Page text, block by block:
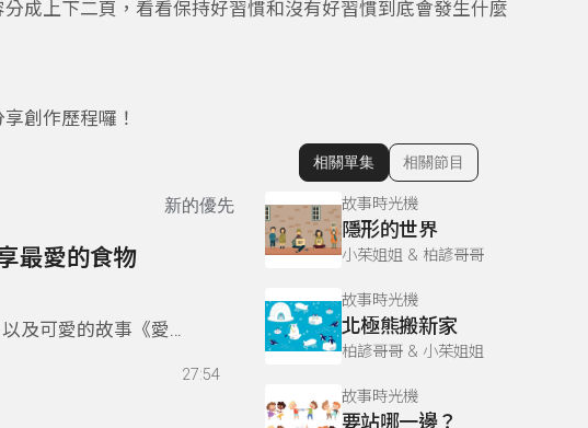
成上下二頁，看看保持好習慣和沒有好習慣到底會發生什麼
創作歷程囉！
新的優先
最愛的食物
及可愛的故事《愛吃
27:54
顯示相關單集
相關單集 相關節目
故事時光機
隱形的世界
小茱姐姐 & 柏諺哥哥
故事時光機
北極熊搬新家
柏諺哥哥 & 小茱姐姐
故事時光機
要站哪一邊？